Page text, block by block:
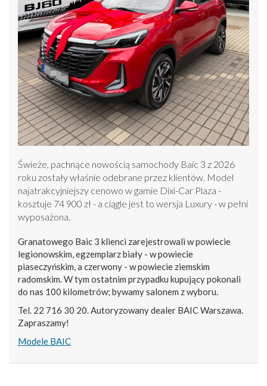
Świeże, pachnące nowością samochody Baic 3 z 2026
roku zostały właśnie odebrane przez klientów. Model
najatrakcyjniejszy cenowo w gamie Dixi-Car Plaza -
kosztuje 74 900 zł - a ciągle jest to wersja Luxury - w pełni
wyposażona.
Granatowego Baic 3 klienci zarejestrowali w powiecie
legionowskim, egzemplarz biały - w powiecie
piaseczyńskim, a czerwony - w powiecie ziemskim
radomskim. W tym ostatnim przypadku kupujący pokonali
do nas 100 kilometrów; bywamy salonem z wyboru.
Tel. 22 716 30 20. Autoryzowany dealer BAIC Warszawa.
Zapraszamy!
Modele BAIC